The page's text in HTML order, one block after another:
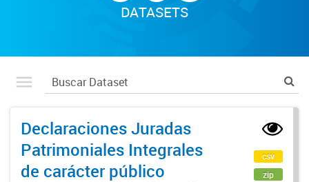
DATASETS
Declaraciones Juradas
Patrimoniales Integrales
de carácter público
csv
zip